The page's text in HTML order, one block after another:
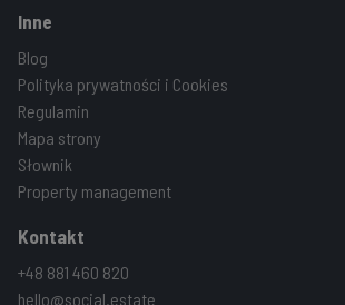
Inne
Blog
Polityka prywatności i Cookies
Regulamin
Mapa strony
Słownik
Property management
Kontakt
+48 881 460 820
hello@social.estate